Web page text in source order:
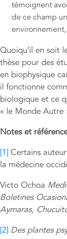
témoignent
de ce champ
Quoiqu’il en soit
thèse pour des
en biophysique
il fonctionne
biologique et ce
« le Monde Autre
Notes et
[1] Certains
la médecine
Victo Ochoa
Boletines
Aymaras,
[2] Des plantes